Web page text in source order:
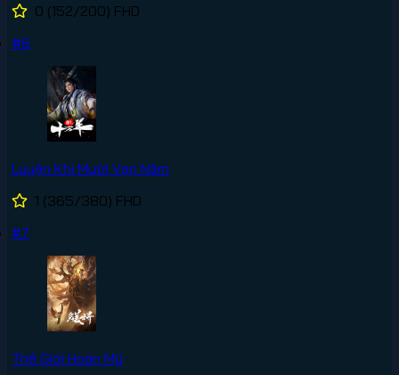
0 (152/200) FHD
#6
Luyện Khí Mười Vạn Năm
1 (365/380) FHD
#7
Thế Giới Hoàn Mỹ